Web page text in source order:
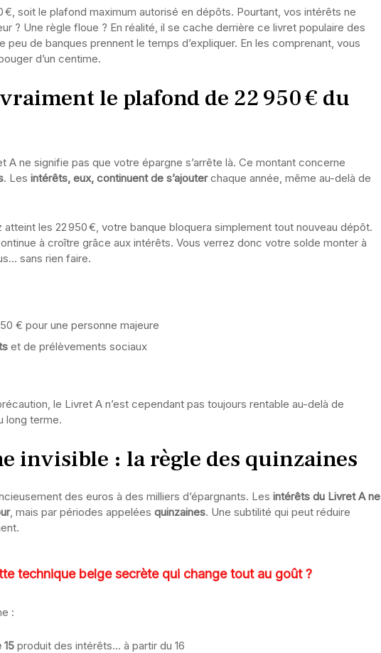
€, soit le plafond maximum autorisé en dépôts. Pourtant, vos intérêts ne
? Une règle floue ? En réalité, il se cache derrière ce livret populaire des
peu de banques prennent le temps d’expliquer. En les comprenant, vous
d’un centime.
le plafond de 22 950 € du
A ne signifie pas que votre épargne s’arrête là. Ce montant concerne
. Les intérêts, eux, continuent de s’ajouterchaque année, même au-delà de
les 22 950 €, votre banque bloquera simplement tout nouveau dépôt.
à croître grâce aux intérêts. Vous verrez donc votre solde monter à
sans rien faire.
€ pour une personne majeure
et de prélèvements sociaux
le Livret A n’est cependant pas toujours rentable au-delà de
long terme.
invisible : la règle des quinzaines
des euros à des milliers d’épargnants. Les intérêts du Livret A ne
, mais par périodes appelées quinzaines. Une subtilité qui peut réduire
technique belge secrète qui change tout au goût ?
:
15 produit des intérêts… à partir du 16